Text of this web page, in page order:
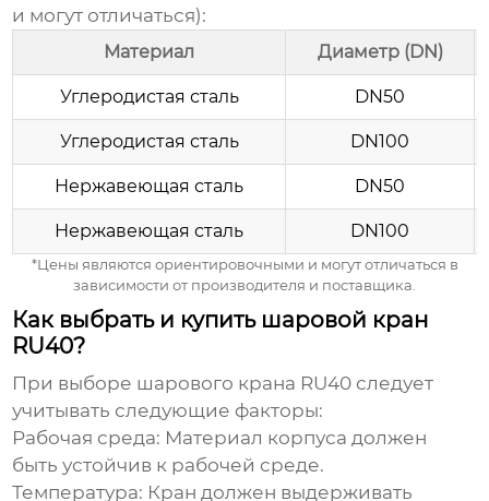
и могут отличаться):
Материал Диаметр (DN)
Углеродистая сталь DN50
Углеродистая сталь DN100
Нержавеющая сталь DN50
Нержавеющая сталь DN100
*Цены являются ориентировочными и могут отличаться в
зависимости от производителя и поставщика.
Как выбрать и купить шаровой кран
RU40?
При выборе шарового крана RU40 следует
учитывать следующие факторы:
Рабочая среда: Материал корпуса должен
быть устойчив к рабочей среде.
Температура: Кран должен выдерживать